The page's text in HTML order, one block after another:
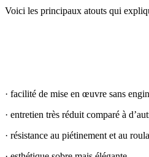
Voici les principaux atouts qui
· facilité de mise en œuvre sans
· entretien très réduit comparé à
· résistance au piétinement et au